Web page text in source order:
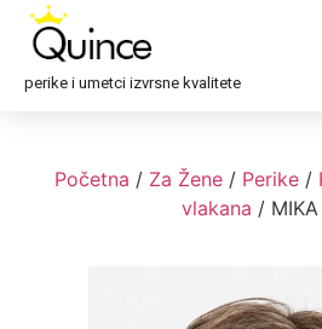
perike i umetci izvrsne kvalitete
Početna / Za Žene/ Perike/
vlakana / MIKA